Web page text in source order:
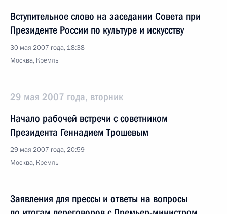
Вступительное слово на заседании Совета при
Президенте России по культуре и искусству
30 мая 2007 года, 18:38
Москва, Кремль
29 мая 2007 года, вторник
Начало рабочей встречи с советником
Президента Геннадием Трошевым
29 мая 2007 года, 20:59
Москва, Кремль
Заявления для прессы и ответы на вопросы